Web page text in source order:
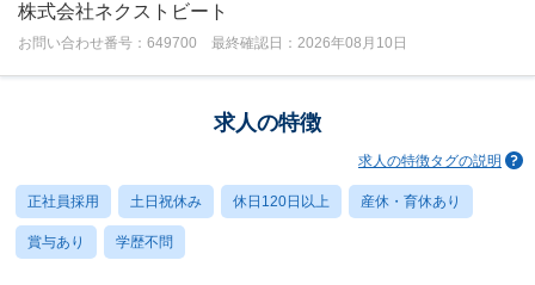
株式会社ネクストビート
お問い合わせ番号：649700 最終確認日：2026年08月10日
求人の特徴
求人の特徴タグの説明
正社員採用 土日祝休み 休日120日以上 産休・育休あり
賞与あり 学歴不問